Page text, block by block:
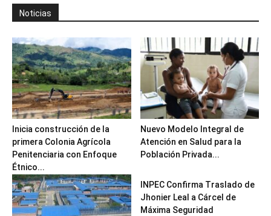
Noticias
Inicia construcción de la
primera Colonia Agrícola
Penitenciaria con Enfoque
Étnico...
Nuevo Modelo Integral de
Atención en Salud para la
Población Privada...
INPEC Confirma Traslado de
Jhonier Leal a Cárcel de
Máxima Seguridad